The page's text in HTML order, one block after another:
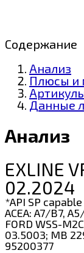
Содержание
Анализ
Плюсы и
Данные
Анализ
EXLINE
02.2024
*API SP
ACEA: A7/B7,
FORD WSS-
03.5003; MB
95200377